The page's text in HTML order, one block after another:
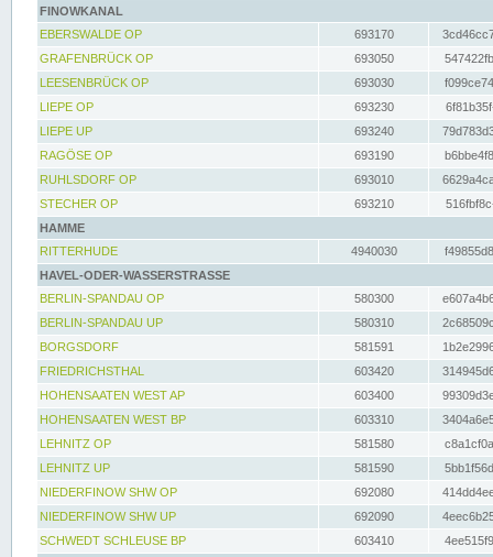
FINOWKANAL
EBERSWALDE OP
693170
GRAFENBRÜCK OP
693050
LEESENBRÜCK OP
693030
LIEPE OP
693230
LIEPE UP
693240
RAGÖSE OP
693190
RUHLSDORF OP
693010
STECHER OP
693210
HAMME
RITTERHUDE
4940030
HAVEL-ODER-WASSERSTRASSE
BERLIN-SPANDAU OP
580300
BERLIN-SPANDAU UP
580310
BORGSDORF
581591
FRIEDRICHSTHAL
603420
HOHENSAATEN WEST AP
603400
HOHENSAATEN WEST BP
603310
LEHNITZ OP
581580
LEHNITZ UP
581590
NIEDERFINOW SHW OP
692080
NIEDERFINOW SHW UP
692090
SCHWEDT SCHLEUSE BP
603410